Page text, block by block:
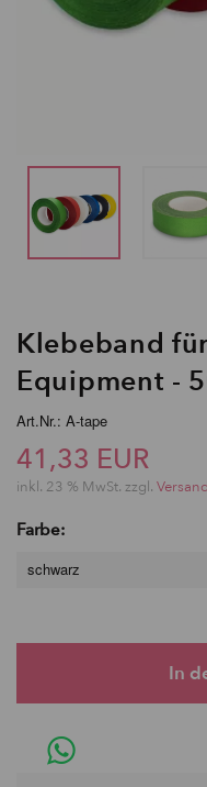
Klebeband
Equipment -
Art.Nr.: A-tape
41,33 EUR
inkl. 23 % MwSt. zzgl.
Farbe:
schwarz